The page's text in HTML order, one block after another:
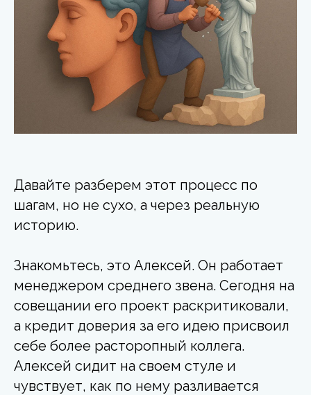
Давайте разберем этот процесс по
шагам, но не сухо, а через реальную
историю.
Знакомьтесь, это Алексей. Он работает
менеджером среднего звена. Сегодня на
совещании его проект раскритиковали,
а кредит доверия за его идею присвоил
себе более расторопный коллега.
Алексей сидит на своем стуле и
чувствует, как по нему разливается